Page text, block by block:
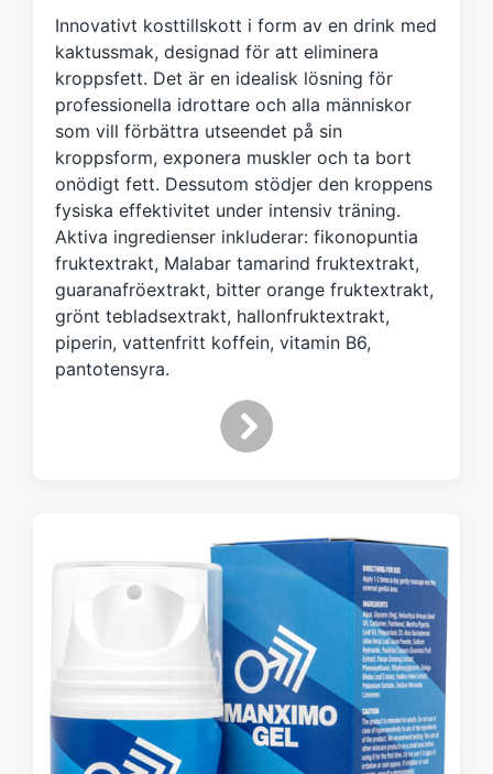
m
e
d
Innovativt kosttillskott i form av en drink med
kaktussmak, designad för att eliminera
kroppsfett. Det är en idealisk lösning för
professionella idrottare och alla människor
som vill förbättra utseendet på sin
kroppsform, exponera muskler och ta bort
onödigt fett. Dessutom stödjer den kroppens
fysiska effektivitet under intensiv träning.
Aktiva ingredienser inkluderar: fikonopuntia
fruktextrakt, Malabar tamarind fruktextrakt,
guaranafröextrakt, bitter orange fruktextrakt,
grönt tebladsextrakt, hallonfruktextrakt,
piperin, vattenfritt koffein, vitamin B6,
pantotensyra.